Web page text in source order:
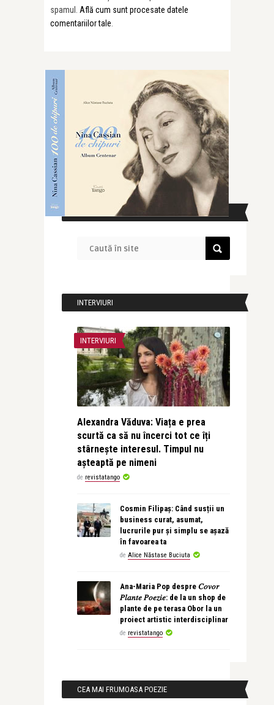
spamul. Află cum sunt procesate datele
comentariilor tale
CAUTĂ ÎN SITE
INTERVIURI
INTERVIURI
Alexandra Văduva: Viața e prea
scurtă ca să nu încerci tot ce îți
stârnește interesul. Timpul nu
așteaptă pe nimeni
de revistatango
Cosmin Filipaș: Când susții un
business curat, asumat,
lucrurile pur și simplu se așază
în favoarea ta
de Alice Năstase Buciuta
Ana-Maria Pop despre 𝐶𝑜𝑣𝑜𝑟
𝑃𝑙𝑎𝑛𝑡𝑒 𝑃𝑜𝑒𝑧𝑖𝑒: de la un shop de
plante de pe terasa Obor la un
proiect artistic interdisciplinar
de revistatango
CEA MAI FRUMOASA POEZIE